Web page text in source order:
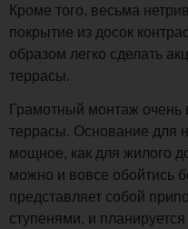
Кроме того, весьма
покрытие из досок
образом легко сделать
террасы.
Грамотный монтаж очень
террасы. Основание для
мощное, как для жилого
можно и вовсе обойтись
представляет собой
ступенями, и